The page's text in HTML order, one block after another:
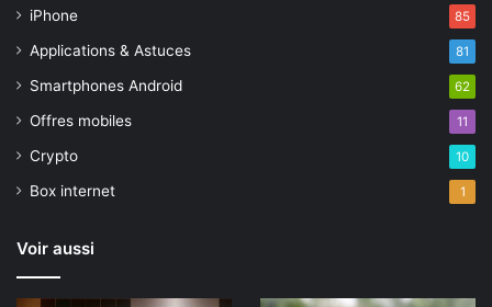
iPhone 85
Applications & Astuces 81
Smartphones Android 62
Offres mobiles 11
Crypto 10
Box internet 1
Voir aussi